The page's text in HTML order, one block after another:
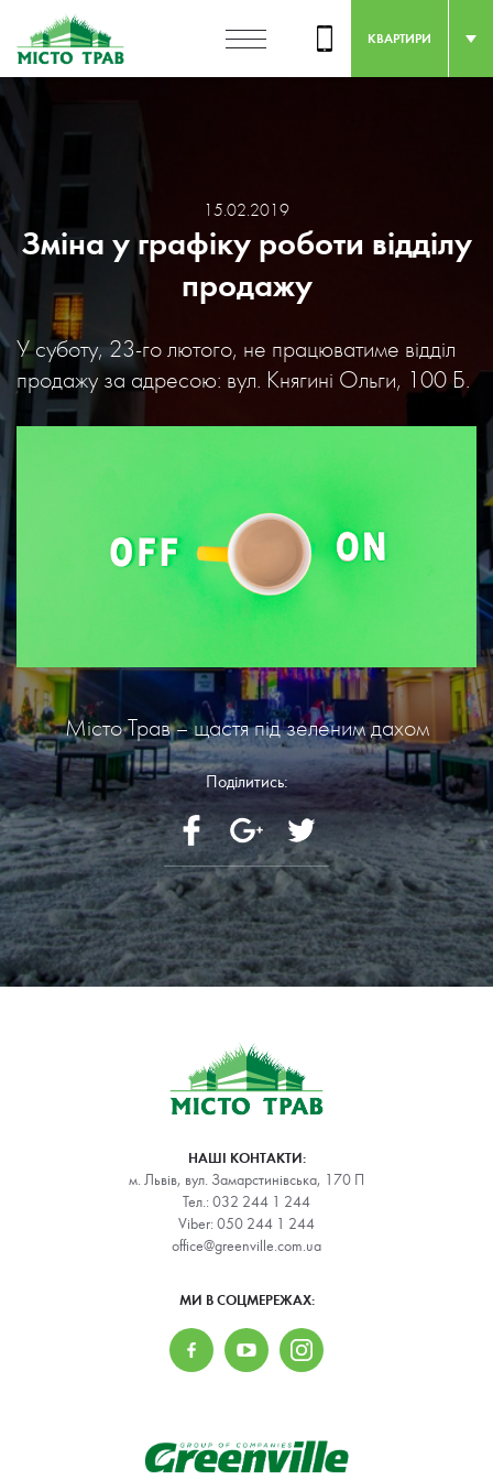
КВАРТИРИ
15.02.2019
Зміна у графіку роботи відділу
продажу
У суботу, 23-го лютого, не працюватиме відділ
продажу за адресою: вул. Княгині Ольги, 100 Б.
Місто Трав – щастя під зеленим дахом
Поділитись:
НАШІ КОНТАКТИ:
м. Львів, вул. Замарстинівська, 170 П
Тел.: 032 244 1 244
Viber: 050 244 1 244
office@greenville.com.ua
МИ В СОЦМЕРЕЖАХ: